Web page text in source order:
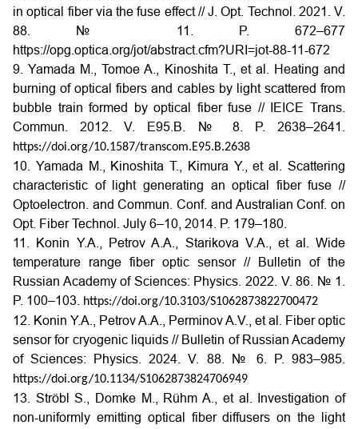
in optical fiber via the fuse effect // J. Opt. Technol. 2021. V.
88. № 11. P. 672–677
https://opg.optica.org/jot/abstract.cfm?URI=jot-88-11-672
9. Yamada M., Tomoe A., Kinoshita T., et al. Heating and
burning of optical fibers and cables by light scattered from
bubble train formed by optical fiber fuse // IEICE Trans.
Commun. 2012. V. E95.B. № 8. P. 2638–2641.
https://doi.org/10.1587/transcom.E95.B.2638
10. Yamada M., Kinoshita T., Kimura Y., et al. Scattering
characteristic of light generating an optical fiber fuse //
Optoelectron. and Сommun. Conf. and Australian Conf. on
Opt. Fiber Technol. July 6–10, 2014. P. 179–180.
11. Konin Y.A., Petrov A.A., Starikova V.A., et al. Wide
temperature range fiber optic sensor // Bulletin of the
Russian Academy of Sciences: Physics. 2022. V. 86. № 1.
P. 100–103.
https://doi.org/10.3103/S1062873822700472
12. Konin Y.A., Petrov A.A., Perminov A.V., et al. Fiber optic
sensor for cryogenic liquids // Bulletin of Russian Academy
of Sciences: Physics. 2024. V. 88. № 6. P. 983–985.
https://doi.org/10.1134/S1062873824706949
13. Ströbl S., Domke M., Rühm A., et al. Investigation of
non-uniformly emitting optical fiber diffusers on the light